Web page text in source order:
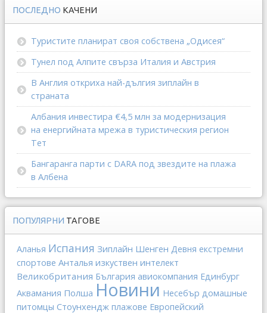
ПОСЛЕДНО КАЧЕНИ
Туристите планират своя собствена „Одисея“
Тунел под Алпите свърза Италия и Австрия
В Англия откриха най-дългия зиплайн в
страната
Албания инвестира €4,5 млн за модернизация
на енергийната мрежа в туристическия регион
Тет
Бангаранга парти с DARA под звездите на плажа
в Албена
ПОПУЛЯРНИ ТАГОВЕ
Аланья Испания Зиплайн Шенген Девня екстремни
спортове Анталья изкуствен интелект
Великобритания България авиокомпания Единбург
Аквамания Полша Новини Несебър домашные
питомцы Стоунхендж плажове Европейский